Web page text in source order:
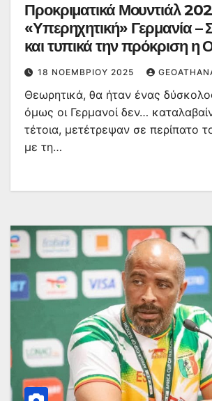
Προκριματικά Μουντιάλ
«Υπερηχητική» Γερμανία –
και τυπικά την πρόκριση η
18 ΝΟΕΜΒΡΊΟΥ 2025
Θεωρητικά, θα ήταν ένας
όμως οι Γερμανοί δεν…
τέτοια, μετέτρεψαν σε περίπατο
με τη…